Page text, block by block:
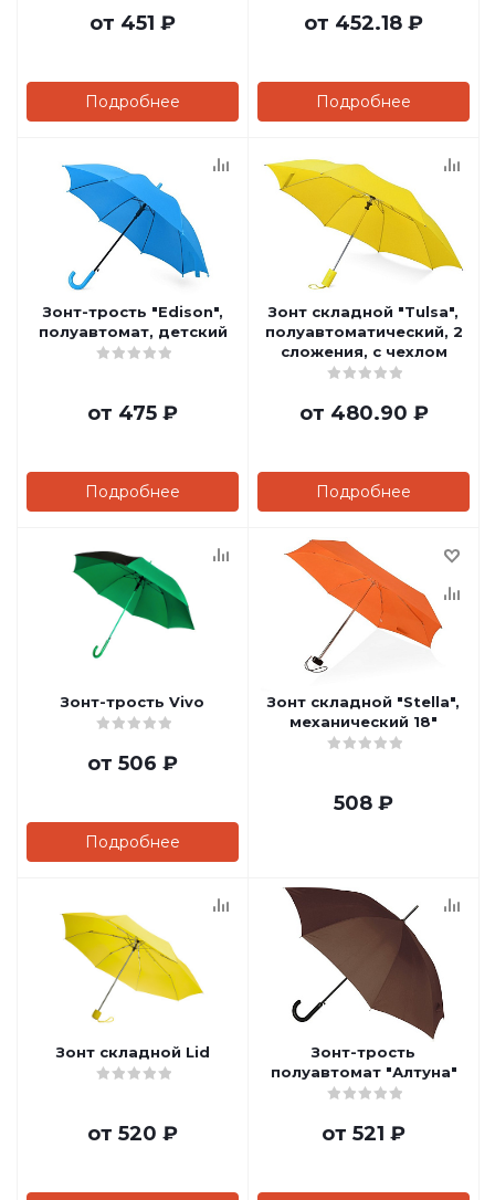
от 451 ₽
Подробнее
от 452.18 ₽
Подробнее
Зонт-трость "Edison",
полуавтомат, детский
от 475 ₽
Подробнее
Зонт складной "Tulsa",
полуавтоматический, 2
сложения, с чехлом
от 480.90 ₽
Подробнее
Зонт-трость Vivo
от 506 ₽
Подробнее
Зонт складной "Stella",
механический 18"
508 ₽
Зонт складной Lid
от 520 ₽
Зонт-трость
полуавтомат "Алтуна"
от 521 ₽